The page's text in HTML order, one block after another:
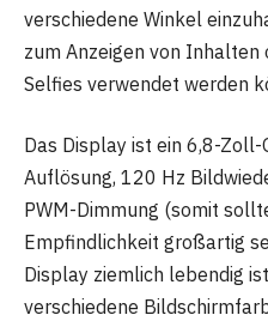
verschiedene Winkel
zum Anzeigen von Inhalten
Selfies verwendet werden
Das Display ist ein 6,8-
Auflösung, 120 Hz
PWM-Dimmung (somit
Empfindlichkeit großartig
Display ziemlich lebendig
verschiedene